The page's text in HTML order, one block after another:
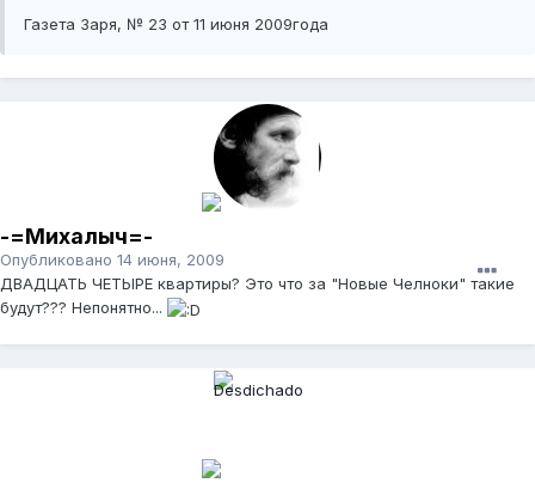
Газета Заря, № 23 от 11 июня 2009года
-=Михалыч=-
Опубликовано 14 июня, 2009
ДВАДЦАТЬ ЧЕТЫРЕ квартиры? Это что за "Новые Челноки" такие
будут??? Непонятно...